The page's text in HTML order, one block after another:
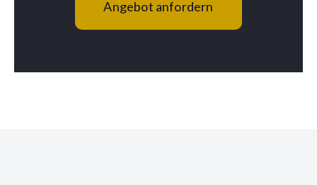
Angebot anfordern